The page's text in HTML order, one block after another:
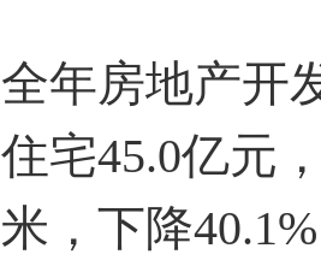
全年房地产开
住宅45.0亿元
米，下降